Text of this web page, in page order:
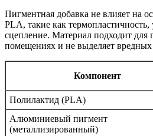
Пигментная добавка не влияет на
PLA, такие как
сцепление. Материал подходит для
помещениях и не выделяет
Компонент
Полилактид (PLA)
Алюминиевый пигмент
(металлизированный)